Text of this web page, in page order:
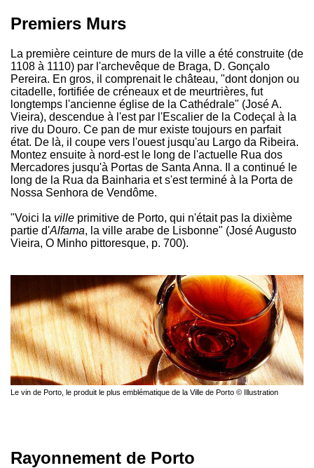
Premiers Murs
La première ceinture de murs de la ville a été construite (de
1108 à 1110) par l'archevêque de Braga, D. Gonçalo
Pereira. En gros, il comprenait le château, "dont donjon ou
citadelle, fortifiée de créneaux et de meurtrières, fut
longtemps l'ancienne église de la Cathédrale" (José A.
Vieira), descendue à l'est par l'Escalier de la Codeçal à la
rive du Douro. Ce pan de mur existe toujours en parfait
état. De là, il coupe vers l'ouest jusqu'au Largo da Ribeira.
Montez ensuite à nord-est le long de l'actuelle Rua dos
Mercadores jusqu'à Portas de Santa Anna. Il a continué le
long de la Rua da Bainharia et s'est terminé à la Porta de
Nossa Senhora de Vendôme.
"Voici la ville primitive de Porto, qui n'était pas la dixième
partie d'Alfama, la ville arabe de Lisbonne" (José Augusto
Vieira, O Minho pittoresque, p. 700).
Le vin de Porto, le produit le plus emblématique de la Ville de Porto © Illustration
Rayonnement de Porto